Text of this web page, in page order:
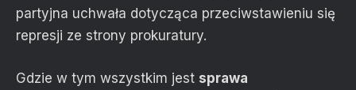
partyjna uchwała dotycząca przeciwstawieniu się
represji ze strony prokuratury.
Gdzie w tym wszystkim jest sprawa